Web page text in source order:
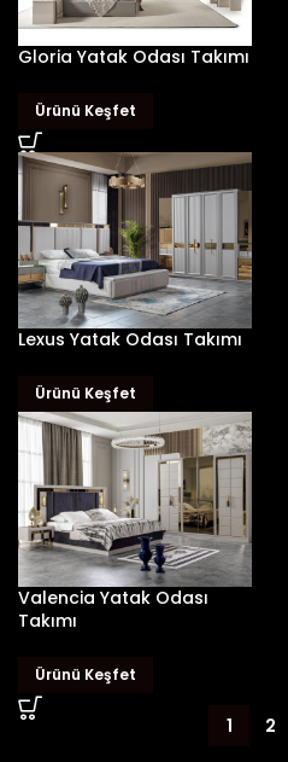
Gloria Yatak Odası Takımı
Ürünü Keşfet
Lexus Yatak Odası Takımı
Ürünü Keşfet
Valencia Yatak Odası
Takımı
Ürünü Keşfet
1 2